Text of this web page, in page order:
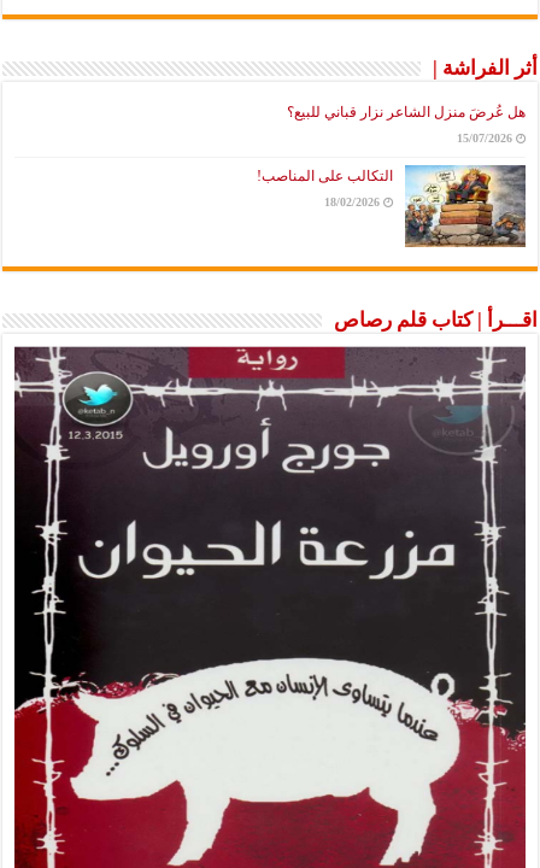
أثر الفراشة |
هل عُرضَ منزل الشاعر نزار قباني للبيع؟
15/07/2026
التكالب على المناصب!
18/02/2026
اقـــرأ | كتاب قلم رصاص